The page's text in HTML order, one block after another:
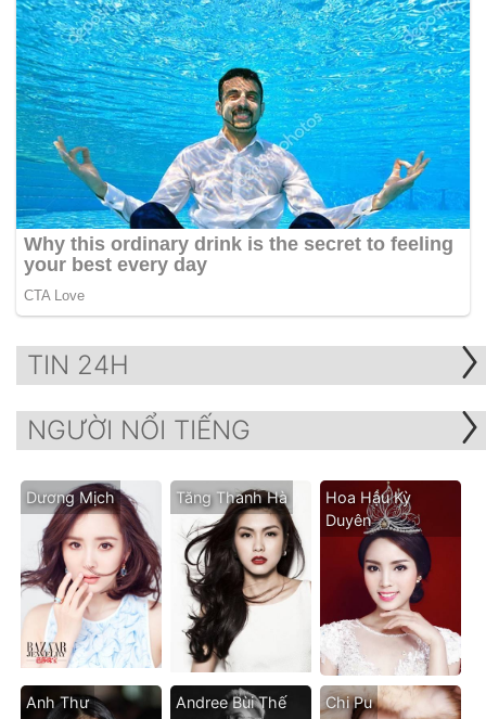
TIN 24H
NGƯỜI NỔI TIẾNG
Dương Mịch Tăng Thanh Hà
Hoa Hậu Kỳ
Duyên
Anh Thư
Andree Bùi Thế
Chi Pu